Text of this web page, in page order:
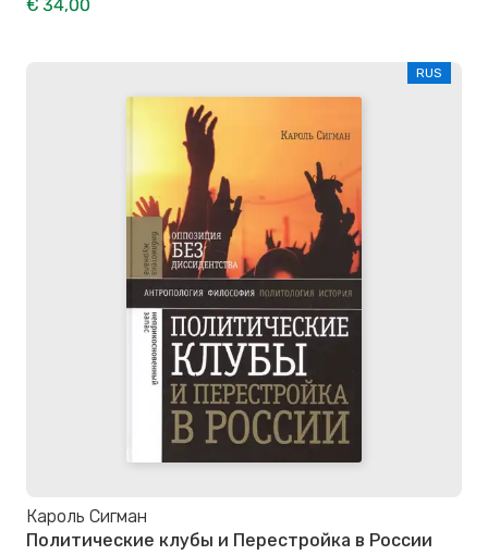
€ 34,00
RUS
Кароль Сигман
Политические клубы и Перестройка в России